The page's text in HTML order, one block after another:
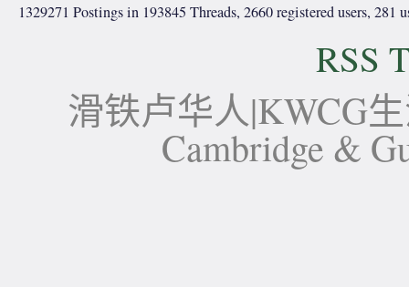
1329271 Postings in 193845 Threads, 2660 registered users, 281
RSS
滑铁卢华人|KWCG
Cambridge &